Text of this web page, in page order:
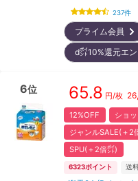
237件
プライム会員
d㌽10%還元エ
6位 65.8 円/枚
12%OFF ショ
ジャンルSALE(＋2
SPU(＋2倍㌽)
6323ポイント 送